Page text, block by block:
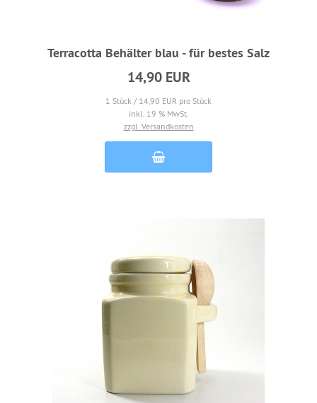
Terracotta Behälter blau - für bestes Salz
14,90 EUR
1 Stück / 14,90 EUR pro Stück
inkl. 19 % MwSt.
zzgl. Versandkosten